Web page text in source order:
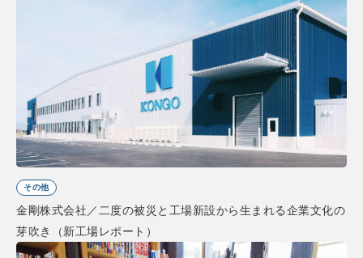
その他
金剛株式会社／二度の被災と工場新設から生まれる企業文化の
芽吹き（新工場レポート）